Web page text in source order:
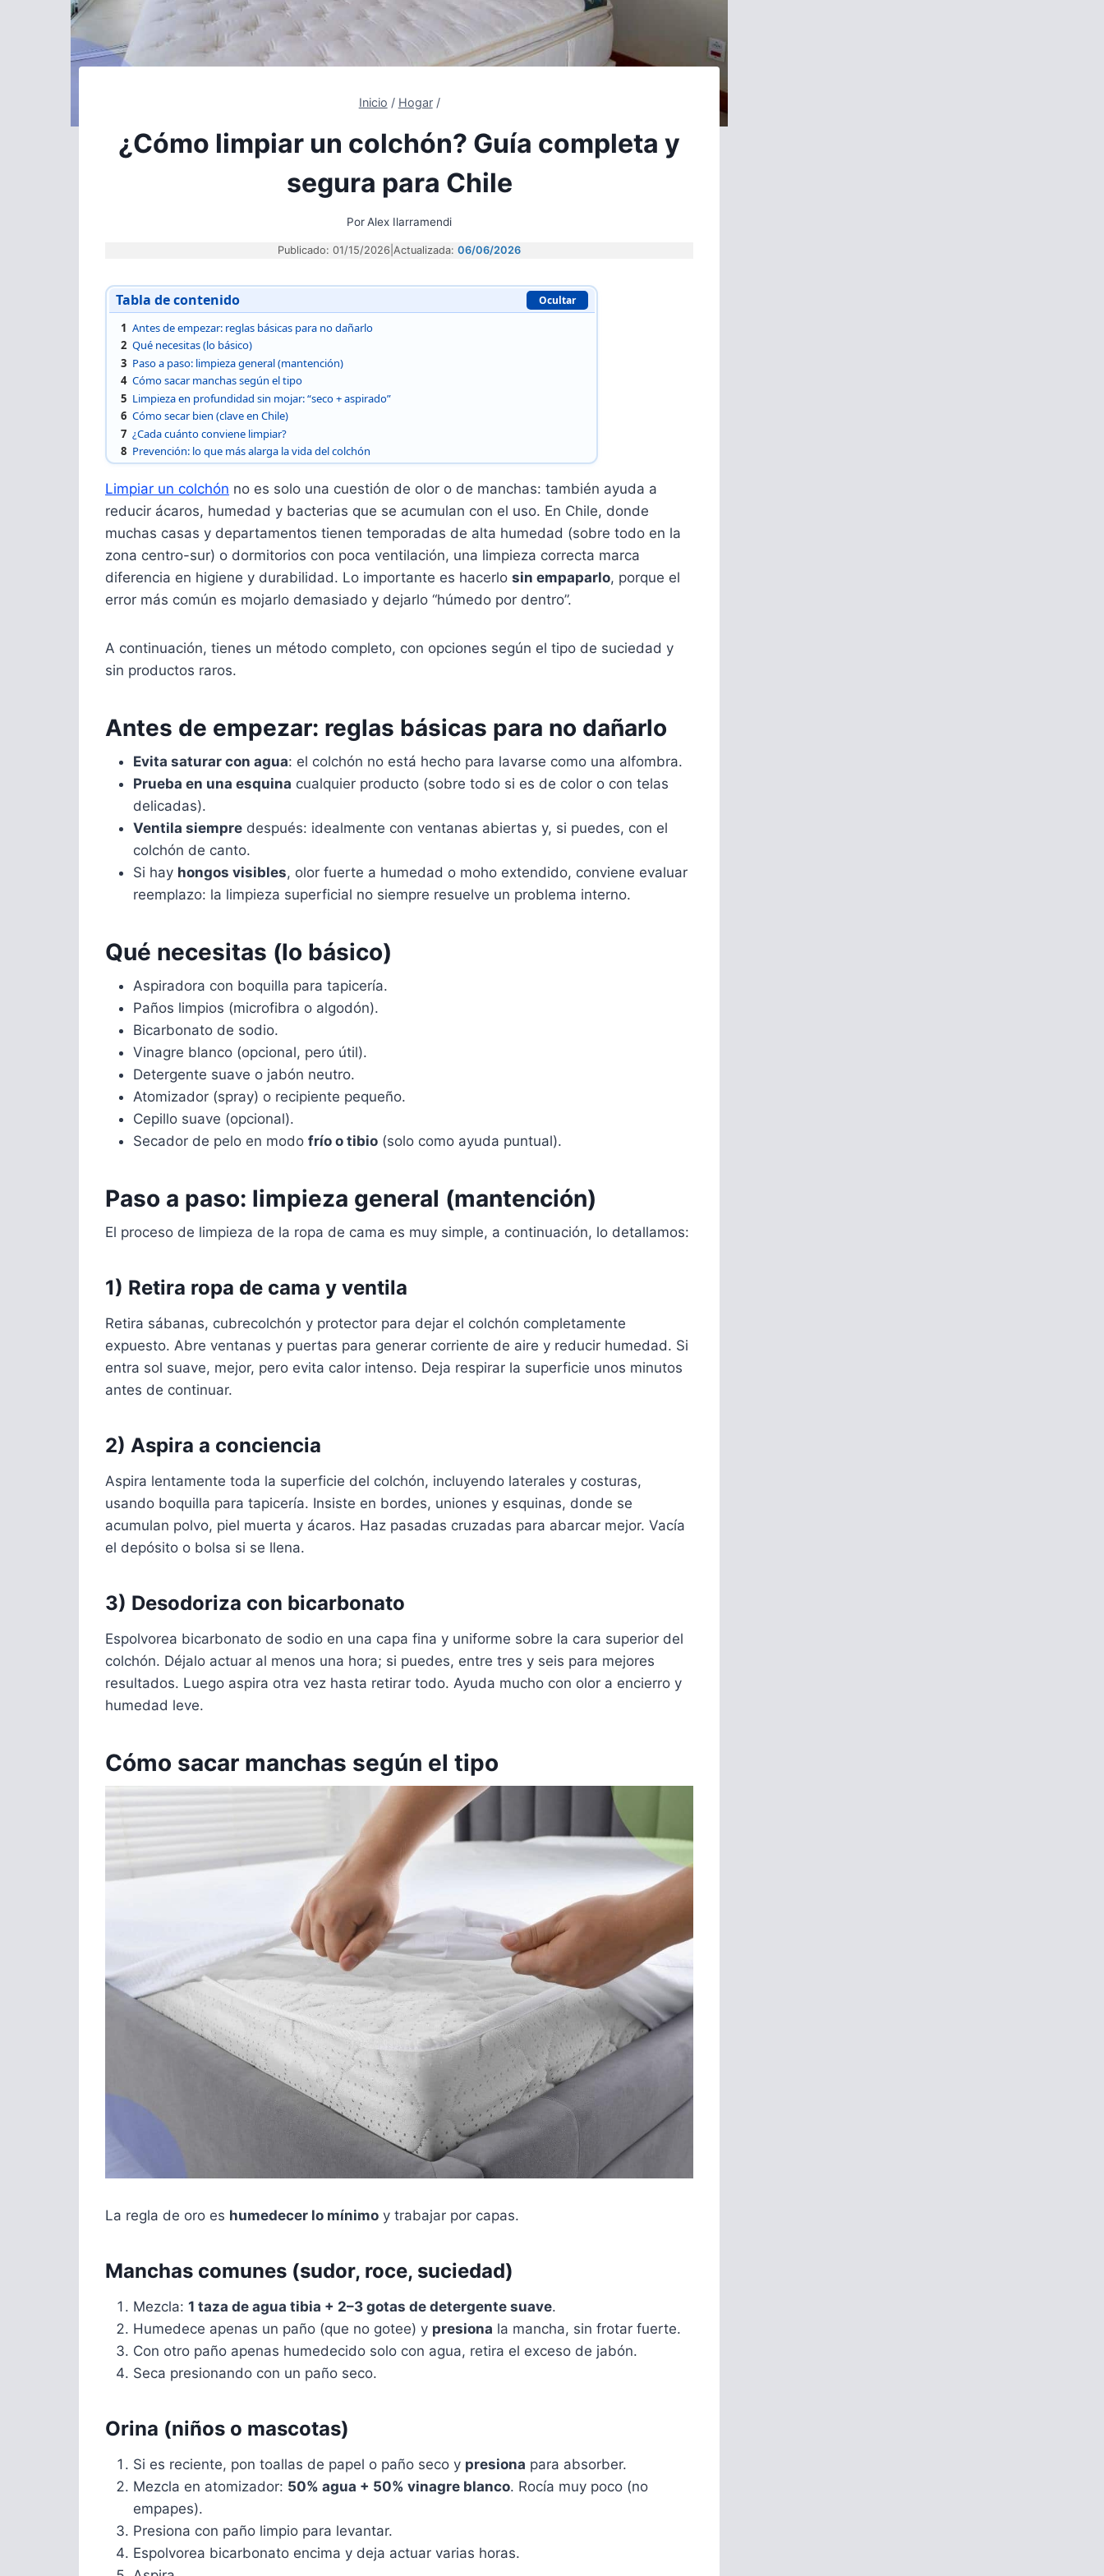
Inicio / Hogar /
¿Cómo limpiar un colchón? Guía completa y
segura para Chile
Por Alex Ilarramendi
Publicado: 01/15/2026 Actualizada:06/06/2026
Tabla de contenido Ocultar
1 Antes de empezar: reglas básicas para no dañarlo
2 Qué necesitas (lo básico)
3 Paso a paso: limpieza general (mantención)
4 Cómo sacar manchas según el tipo
5 Limpieza en profundidad sin mojar: “seco + aspirado”
6 Cómo secar bien (clave en Chile)
7 ¿Cada cuánto conviene limpiar?
8 Prevención: lo que más alarga la vida del colchón
Limpiar un colchón no es solo una cuestión de olor o de manchas: también ayuda a
reducir ácaros, humedad y bacterias que se acumulan con el uso. En Chile, donde
muchas casas y departamentos tienen temporadas de alta humedad (sobre todo en la
zona centro-sur) o dormitorios con poca ventilación, una limpieza correcta marca
diferencia en higiene y durabilidad. Lo importante es hacerlo sin empaparlo, porque el
error más común es mojarlo demasiado y dejarlo “húmedo por dentro”.
A continuación, tienes un método completo, con opciones según el tipo de suciedad y
sin productos raros.
Antes de empezar: reglas básicas para no dañarlo
Evita saturar con agua: el colchón no está hecho para lavarse como una alfombra.
Prueba en una esquina cualquier producto (sobre todo si es de color o con telas
delicadas).
Ventila siempre después: idealmente con ventanas abiertas y, si puedes, con el
colchón de canto.
Si hay hongos visibles, olor fuerte a humedad o moho extendido, conviene evaluar
reemplazo: la limpieza superficial no siempre resuelve un problema interno.
Qué necesitas (lo básico)
Aspiradora con boquilla para tapicería.
Paños limpios (microfibra o algodón).
Bicarbonato de sodio.
Vinagre blanco (opcional, pero útil).
Detergente suave o jabón neutro.
Atomizador (spray) o recipiente pequeño.
Cepillo suave (opcional).
Secador de pelo en modo frío o tibio (solo como ayuda puntual).
Paso a paso: limpieza general (mantención)
El proceso de limpieza de la ropa de cama es muy simple, a continuación, lo detallamos:
1) Retira ropa de cama y ventila
Retira sábanas, cubrecolchón y protector para dejar el colchón completamente
expuesto. Abre ventanas y puertas para generar corriente de aire y reducir humedad. Si
entra sol suave, mejor, pero evita calor intenso. Deja respirar la superficie unos minutos
antes de continuar.
2) Aspira a conciencia
Aspira lentamente toda la superficie del colchón, incluyendo laterales y costuras,
usando boquilla para tapicería. Insiste en bordes, uniones y esquinas, donde se
acumulan polvo, piel muerta y ácaros. Haz pasadas cruzadas para abarcar mejor. Vacía
el depósito o bolsa si se llena.
3) Desodoriza con bicarbonato
Espolvorea bicarbonato de sodio en una capa fina y uniforme sobre la cara superior del
colchón. Déjalo actuar al menos una hora; si puedes, entre tres y seis para mejores
resultados. Luego aspira otra vez hasta retirar todo. Ayuda mucho con olor a encierro y
humedad leve.
Cómo sacar manchas según el tipo
La regla de oro es humedecer lo mínimo y trabajar por capas.
Manchas comunes (sudor, roce, suciedad)
Mezcla: 1 taza de agua tibia + 2–3 gotas de detergente suave.
Humedece apenas un paño (que no gotee) y presiona la mancha, sin frotar fuerte.
Con otro paño apenas humedecido solo con agua, retira el exceso de jabón.
Seca presionando con un paño seco.
Orina (niños o mascotas)
Si es reciente, pon toallas de papel o paño seco y presiona para absorber.
Mezcla en atomizador: 50% agua + 50% vinagre blanco. Rocía muy poco (no
empapes).
Presiona con paño limpio para levantar.
Espolvorea bicarbonato encima y deja actuar varias horas.